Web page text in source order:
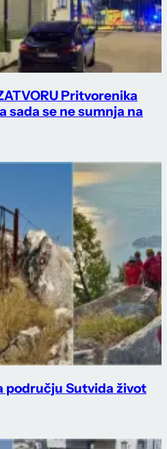
Pritvorenika
sada se ne sumnja na
području Sutvida život